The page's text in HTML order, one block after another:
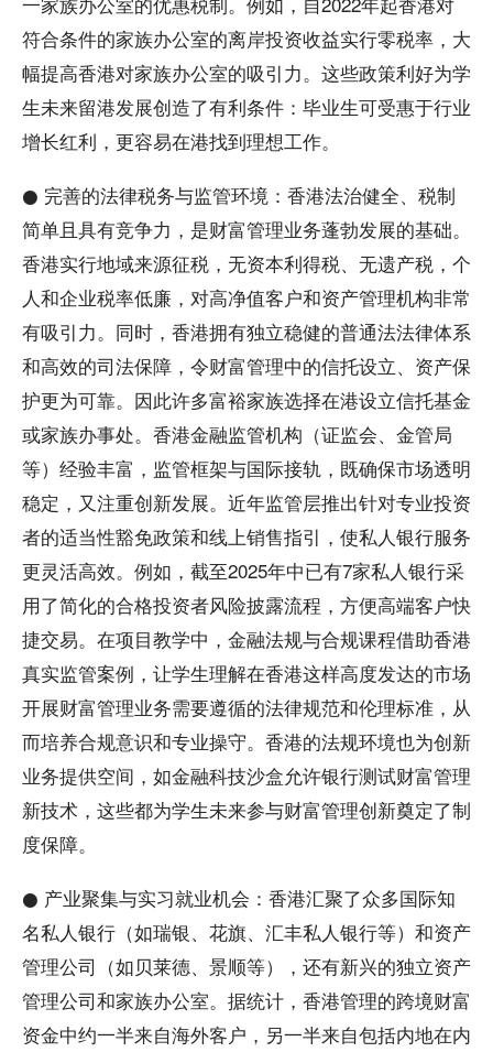
符合条件的家族办公室的离岸投资收益实行零税率，大
幅提高香港对家族办公室的吸引力。这些政策利好为学
生未来留港发展创造了有利条件：毕业生可受惠于行业
增长红利，更容易在港找到理想工作。
● 完善的法律税务与监管环境：香港法治健全、税制
简单且具有竞争力，是财富管理业务蓬勃发展的基础。
香港实行地域来源征税，无资本利得税、无遗产税，个
人和企业税率低廉，对高净值客户和资产管理机构非常
有吸引力。同时，香港拥有独立稳健的普通法法律体系
和高效的司法保障，令财富管理中的信托设立、资产保
护更为可靠。因此许多富裕家族选择在港设立信托基金
或家族办事处。香港金融监管机构（证监会、金管局
等）经验丰富，监管框架与国际接轨，既确保市场透明
稳定，又注重创新发展。近年监管层推出针对专业投资
者的适当性豁免政策和线上销售指引，使私人银行服务
更灵活高效。例如，截至2025年中已有7家私人银行采
用了简化的合格投资者风险披露流程，方便高端客户快
捷交易。在项目教学中，金融法规与合规课程借助香港
真实监管案例，让学生理解在香港这样高度发达的市场
开展财富管理业务需要遵循的法律规范和伦理标准，从
而培养合规意识和专业操守。香港的法规环境也为创新
业务提供空间，如金融科技沙盒允许银行测试财富管理
新技术，这些都为学生未来参与财富管理创新奠定了制
度保障。
● 产业聚集与实习就业机会：香港汇聚了众多国际知
名私人银行（如瑞银、花旗、汇丰私人银行等）和资产
管理公司（如贝莱德、景顺等），还有新兴的独立资产
管理公司和家族办公室。据统计，香港管理的跨境财富
资金中约一半来自海外客户，另一半来自包括内地在内